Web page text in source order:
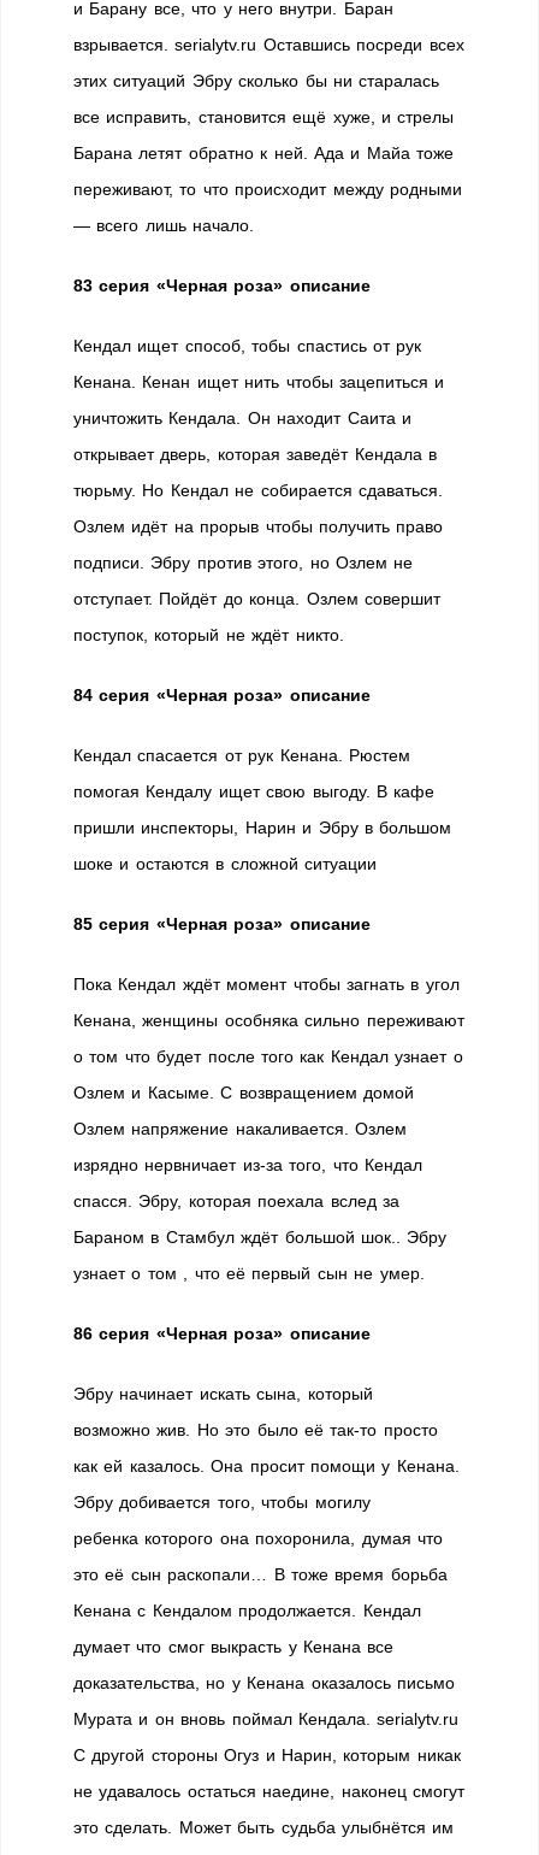
и Барану все, что у него внутри. Баран
взрывается. serialytv.ru Оставшись посреди всех
этих ситуаций Эбру сколько бы ни старалась
все исправить, становится ещё хуже, и стрелы
Барана летят обратно к ней. Ада и Майа тоже
переживают, то что происходит между родными
— всего лишь начало.
83 серия «Черная роза» описание
Кендал ищет способ, тобы спастись от рук
Кенана. Кенан ищет нить чтобы зацепиться и
уничтожить Кендала. Он находит Саита и
открывает дверь, которая заведёт Кендала в
тюрьму. Но Кендал не собирается сдаваться.
Озлем идёт на прорыв чтобы получить право
подписи. Эбру против этого, но Озлем не
отступает. Пойдёт до конца. Озлем совершит
поступок, который не ждёт никто.
84 серия «Черная роза» описание
Кендал спасается от рук Кенана. Рюстем
помогая Кендалу ищет свою выгоду. В кафе
пришли инспекторы, Нарин и Эбру в большом
шоке и остаются в сложной ситуации
85 серия «Черная роза» описание
Пока Кендал ждёт момент чтобы загнать в угол
Кенана, женщины особняка сильно переживают
о том что будет после того как Кендал узнает о
Озлем и Касыме. С возвращением домой
Озлем напряжение накаливается. Озлем
изрядно нервничает из-за того, что Кендал
спасся. Эбру, которая поехала вслед за
Бараном в Стамбул ждёт большой шок.. Эбру
узнает о том , что её первый сын не умер.
86 серия «Черная роза» описание
Эбру начинает искать сына, который
возможно жив. Но это было её так-то просто
как ей казалось. Она просит помощи у Кенана.
Эбру добивается того, чтобы могилу
ребенка которого она похоронила, думая что
это её сын раскопали… В тоже время борьба
Кенана с Кендалом продолжается. Кендал
думает что смог выкрасть у Кенана все
доказательства, но у Кенана оказалось письмо
Мурата и он вновь поймал Кендала. serialytv.ru
С другой стороны Огуз и Нарин, которым никак
не удавалось остаться наедине, наконец смогут
это сделать. Может быть судьба улыбнётся им